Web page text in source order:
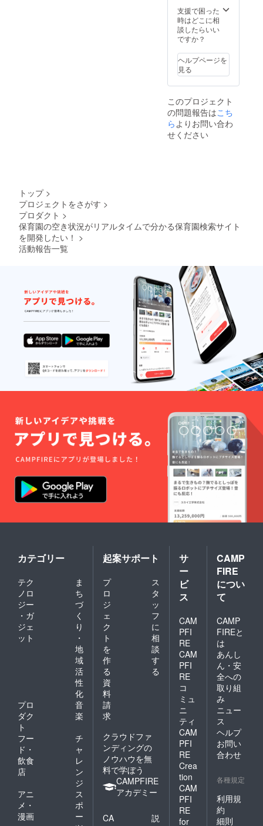
備考欄にご希望
のお名前をご記
入ください。
⑥CAMPFIRE支
報告内で、ご協
力して頂いた方
のお名前とお顔
写真を公開させ
て頂き、ご支援
頂いた経緯や想
いをインタ
ビューさせて頂
き、公開させて
頂きます。(こち
考欄にご希望の
支援で困った
時はどこに相
談したらいい
ですか？
ヘルプページを
見る
このプロジェクト
の問題報告はこち
ら よりお問い合わ
せください
トップ >
プロジェクトをさがす >
プロダクト >
保育園の空き状況がリアルタイムで分かる保育園検索サイト
を開発したい！ >
活動報告一覧
カテゴリー
テク
ノロ
ジー
・ガ
ジェ
ット
ま
ち
づ
く
り
・
地
域
活
性
化
プロ
ダク
ト
音
楽
フー
ド・
飲食
店
チ
ャ
レ
ン
ジ
アニ
メ・
漫画
ス
ポ
ー
起案サポート
プ
ロ
ジ
ェ
ク
ト
を
作
る
ス
タ
ッ
フ
に
相
談
す
る
資
料
請
求
クラウドファ
ンディングの
ノウハウを無
料で学ぼう
CAMPFIRE
アカデミー
CA
説
サ
ー
ビ
ス
CAM
PFI
RE
CAM
PFI
RE
コ
ミュ
ニ
ティ
CAM
PFI
RE
Crea
tion
CAM
PFI
RE
for
CAMP
FIRE
につい
て
CAMP
FIREと
は
あんし
ん・安
全への
取り組
み
ニュー
ス
ヘルプ
お問い
合わせ
各種規定
利用規
約
細則